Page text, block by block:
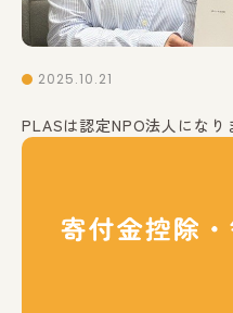
2025.10.21
PLASは認定NPO法人になり